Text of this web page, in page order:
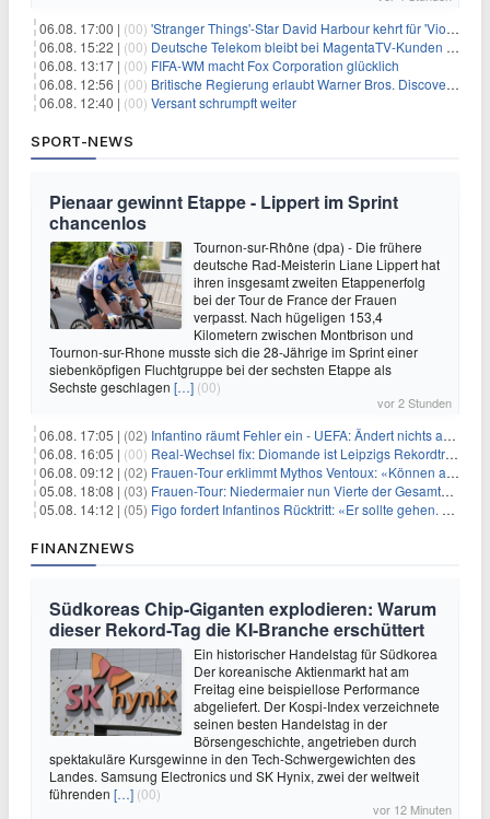
06.08. 17:00 | (00) 'Stranger Things'-Star David Harbour kehrt für 'Violent Night 2' zurück – Kristen Bell stößt zur Besetzung
06.08. 15:22 | (00) Deutsche Telekom bleibt bei MagentaTV-Kunden vage
06.08. 13:17 | (00) FIFA-WM macht Fox Corporation glücklich
06.08. 12:56 | (00) Britische Regierung erlaubt Warner Bros. Discovery-Übernahme
06.08. 12:40 | (00) Versant schrumpft weiter
SPORT-NEWS
Pienaar gewinnt Etappe - Lippert im Sprint
chancenlos
Tournon-sur-Rhône (dpa) - Die frühere
deutsche Rad-Meisterin Liane Lippert hat
ihren insgesamt zweiten Etappenerfolg
bei der Tour de France der Frauen
verpasst. Nach hügeligen 153,4
Kilometern zwischen Montbrison und
Tournon-sur-Rhone musste sich die 28-Jährige im Sprint einer
siebenköpfigen Fluchtgruppe bei der sechsten Etappe als
Sechste geschlagen […] (00)
vor 2 Stunden
06.08. 17:05 | (02) Infantino räumt Fehler ein - UEFA: Ändert nichts an Boykott
06.08. 16:05 | (00) Real-Wechsel fix: Diomande ist Leipzigs Rekordtransfer
06.08. 09:12 | (02) Frauen-Tour erklimmt Mythos Ventoux: «Können alles schaffen»
05.08. 18:08 | (03) Frauen-Tour: Niedermaier nun Vierte der Gesamtwertung
05.08. 14:12 | (05) Figo fordert Infantinos Rücktritt: «Er sollte gehen. Jetzt»
FINANZNEWS
Südkoreas Chip-Giganten explodieren: Warum
dieser Rekord-Tag die KI-Branche erschüttert
Ein historischer Handelstag für Südkorea
Der koreanische Aktienmarkt hat am
Freitag eine beispiellose Performance
abgeliefert. Der Kospi-Index verzeichnete
seinen besten Handelstag in der
Börsengeschichte, angetrieben durch
spektakuläre Kursgewinne in den Tech-Schwergewichten des
Landes. Samsung Electronics und SK Hynix, zwei der weltweit
führenden […] (00)
vor 12 Minuten